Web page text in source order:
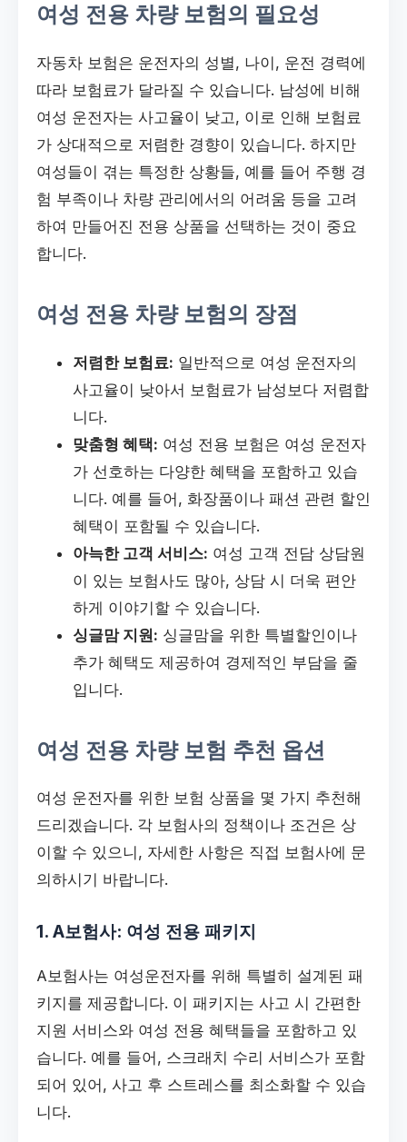
여성 전용 차량 보험의 필요성
자동차 보험은 운전자의 성별, 나이, 운전 경력에
따라 보험료가 달라질 수 있습니다. 남성에 비해
여성 운전자는 사고율이 낮고, 이로 인해 보험료
가 상대적으로 저렴한 경향이 있습니다. 하지만
여성들이 겪는 특정한 상황들, 예를 들어 주행 경
험 부족이나 차량 관리에서의 어려움 등을 고려
하여 만들어진 전용 상품을 선택하는 것이 중요
합니다.
여성 전용 차량 보험의 장점
저렴한 보험료: 일반적으로 여성 운전자의
사고율이 낮아서 보험료가 남성보다 저렴합
니다.
맞춤형 혜택: 여성 전용 보험은 여성 운전자
가 선호하는 다양한 혜택을 포함하고 있습
니다. 예를 들어, 화장품이나 패션 관련 할인
혜택이 포함될 수 있습니다.
아늑한 고객 서비스: 여성 고객 전담 상담원
이 있는 보험사도 많아, 상담 시 더욱 편안
하게 이야기할 수 있습니다.
싱글맘 지원: 싱글맘을 위한 특별할인이나
추가 혜택도 제공하여 경제적인 부담을 줄
입니다.
여성 전용 차량 보험 추천 옵션
여성 운전자를 위한 보험 상품을 몇 가지 추천해
드리겠습니다. 각 보험사의 정책이나 조건은 상
이할 수 있으니, 자세한 사항은 직접 보험사에 문
의하시기 바랍니다.
1. A보험사: 여성 전용 패키지
A보험사는 여성운전자를 위해 특별히 설계된 패
키지를 제공합니다. 이 패키지는 사고 시 간편한
지원 서비스와 여성 전용 혜택들을 포함하고 있
습니다. 예를 들어, 스크래치 수리 서비스가 포함
되어 있어, 사고 후 스트레스를 최소화할 수 있습
니다.